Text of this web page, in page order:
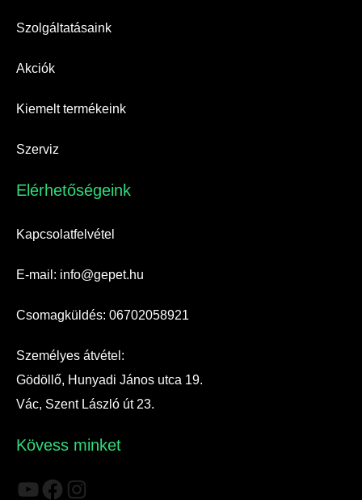
Szolgáltatásaink
Akciók
Kiemelt termékeink
Szerviz
Elérhetőségeink​
Kapcsolatfelvétel
E-mail: info@gepet.hu
Csomagküldés: 06702058921
Személyes átvétel:
Gödöllő, Hunyadi János utca 19.
Vác, Szent László út 23.
Kövess minket
YouTube
Facebook
Instagram